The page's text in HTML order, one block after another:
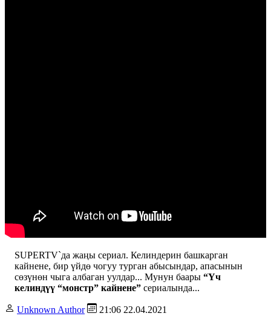
SUPERTV`да жаңы сериал. Келиндерин башкарган
кайнене, бир үйдө чогуу турган абысындар, апасынын
сөзүнөн чыга албаган уулдар... Мунун баары “Үч
келиндүү “монстр” кайнене” сериалында...
Unknown Author 21:06 22.04.2021